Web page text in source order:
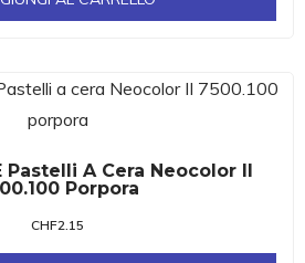
Pastelli A Cera Neocolor II
Porpora
CHF2.15